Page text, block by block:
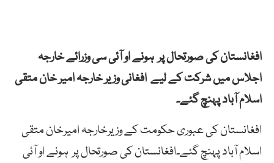
افغانستان کی صورتحال پر ہونے او آئی سی وزرائے خارجہ
اجلاس میں شرکت کے لیے افغانی وزیر خارجہ امیر خان متقی
اسلام آباد پہنچ گئے۔
افغانستان کی عبوری حکومت کے وزیرخارجہ امیرخان متقی
اسلام آباد پہنچ گئے۔افغانستان کی صورتحال پر ہونے او آئی